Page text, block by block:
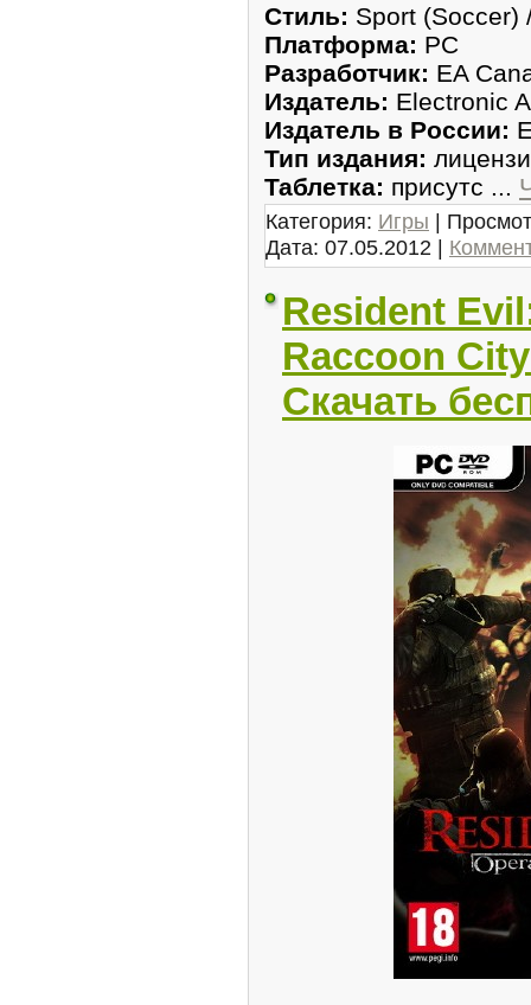
Стиль: Sport (Soccer)
Плaтформа: PC
Разработчик: EA
Издатель: Electronic
Издатель в Рoсcии:
Тип издания:
Таблетка: присyтс ...
Категория: Игры |
Дата: 07.05.2012 |
Resident
Raccoon
Скачать